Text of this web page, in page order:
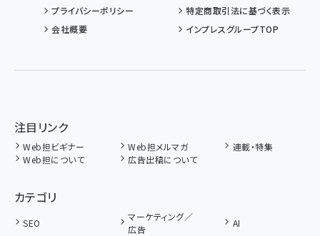
プライバシーポリシー
特定商取引法に基づく表示
会社概要
インプレスグループTOP
注目リンク
Web担ビギナー Web担メルマガ
連載・特集
Web担について
広告出稿について
カテゴリ
SEO
マーケティング／
広告
AI